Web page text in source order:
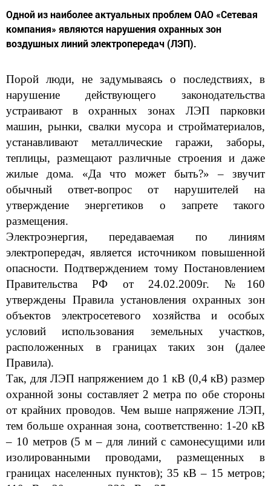
Одной из наиболее актуальных проблем ОАО «Сетевая
компания» являются нарушения охранных зон
воздушных линий электропередач (ЛЭП).
Порой люди, не задумываясь о последствиях, в
нарушение действующего законодательства
устраивают в охранных зонах ЛЭП парковки
машин, рынки, свалки мусора и стройматериалов,
устанавливают металлические гаражи, заборы,
теплицы, размещают различные строения и даже
жилые дома. «Да что может быть?» – звучит
обычный ответ-вопрос от нарушителей на
утверждение энергетиков о запрете такого
размещения.
Электроэнергия, передаваемая по линиям
электропередач, является источником повышенной
опасности. Подтверждением тому Постановлением
Правительства РФ от 24.02.2009г. №160
утверждены Правила установления охранных зон
объектов электросетевого хозяйства и особых
условий использования земельных участков,
расположенных в границах таких зон (далее
Правила).
Так, для ЛЭП напряжением до 1 кВ (0,4 кВ) размер
охранной зоны составляет 2 метра по обе стороны
от крайних проводов. Чем выше напряжение ЛЭП,
тем больше охранная зона, соответственно: 1-20 кВ
– 10 метров (5 м – для линий с самонесущими или
изолированными проводами, размещенных в
границах населенных пунктов); 35 кВ – 15 метров;